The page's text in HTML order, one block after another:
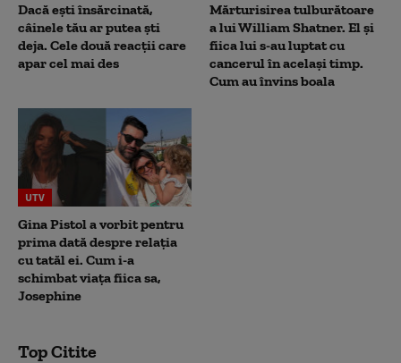
Dacă ești însărcinată,
câinele tău ar putea ști
deja. Cele două reacții care
apar cel mai des
Mărturisirea tulburătoare
a lui William Shatner. El și
fiica lui s-au luptat cu
cancerul în același timp.
Cum au învins boala
UTV
Gina Pistol a vorbit pentru
prima dată despre relația
cu tatăl ei. Cum i-a
schimbat viața fiica sa,
Josephine
Top Citite